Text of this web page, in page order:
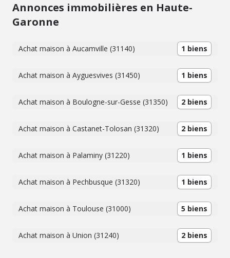
Annonces immobilières en Haute-
Garonne
Achat maison à Aucamville (31140) 1 biens
Achat maison à Ayguesvives (31450) 1 biens
Achat maison à Boulogne-sur-Gesse (31350) 2 biens
Achat maison à Castanet-Tolosan (31320) 2 biens
Achat maison à Palaminy (31220) 1 biens
Achat maison à Pechbusque (31320) 1 biens
Achat maison à Toulouse (31000) 5 biens
Achat maison à Union (31240) 2 biens